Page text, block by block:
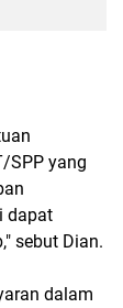
SPP yang
dapat
sebut Dian.
dalam